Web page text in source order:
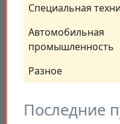
Специальная
Автомобильная
промышленность
Разное
Последние